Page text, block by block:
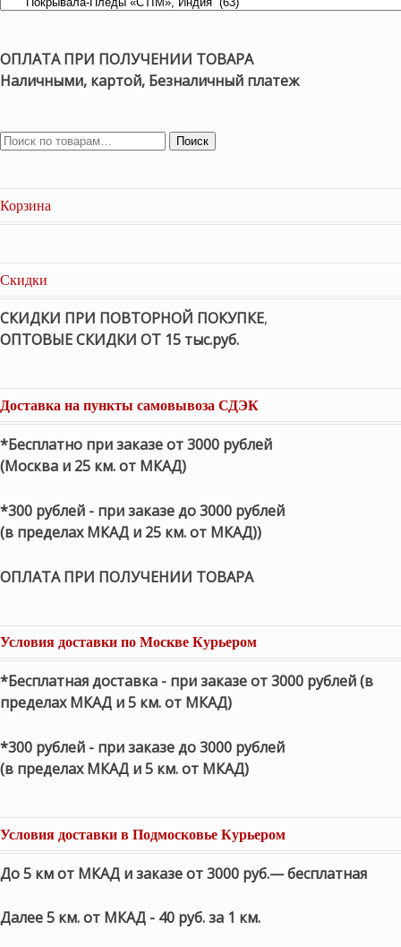
ОПЛАТА ПРИ ПОЛУЧЕНИИ ТОВАРА
Наличными, картой, Безналичный платеж
Поиск
Корзина
Скидки
СКИДКИ ПРИ ПОВТОРНОЙ ПОКУПКЕ,
ОПТОВЫЕ СКИДКИ ОТ 15 тыс.руб.
Доставка на пункты самовывоза СДЭК
*Бесплатно при заказе от 3000 рублей
(Москва и 25 км. от МКАД)
*300 рублей - при заказе до 3000 рублей
(в пределах МКАД и 25 км. от МКАД))
ОПЛАТА ПРИ ПОЛУЧЕНИИ ТОВАРА
Условия доставки по Москве Курьером
*Бесплатная доставка - при заказе от 3000 рублей (в
пределах МКАД и 5 км. от МКАД)
*300 рублей - при заказе до 3000 рублей
(в пределах МКАД и 5 км. от МКАД)
Условия доставки в Подмосковье Курьером
До 5 км от МКАД и заказе от 3000 руб.— бесплатная
Далее 5 км. от МКАД - 40 руб. за 1 км.